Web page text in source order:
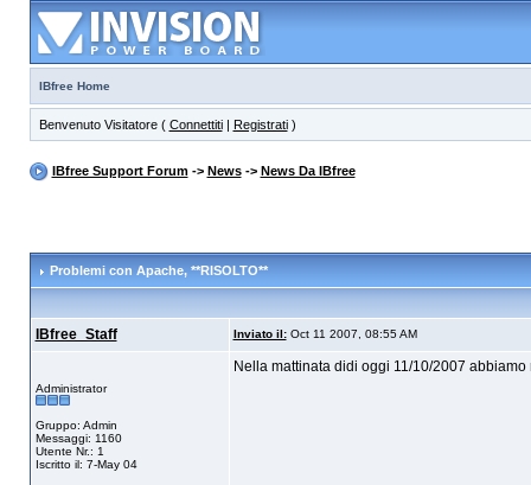
IBfree Home
Benvenuto Visitatore ( Connettiti| Registrati)
IBfree Support Forum-> News-> News Da IBfree
Problemi con Apache, **RISOLTO**
IBfree_Staff Inviato il:Oct 11 2007, 08:55 AM
Administrator
Gruppo: Admin
Messaggi: 1160
Utente Nr.: 1
Iscritto il: 7-May 04
Nella mattinata didi oggi 11/10/2007